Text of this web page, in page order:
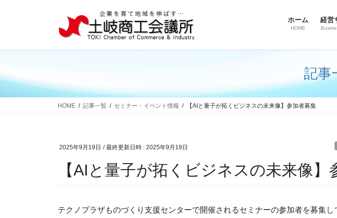
ス
ッ
ン
移
ホーム
HOME
経営
記事
HOME 記事一覧 セミナー・イベント情報 【AIと量子が拓くビジネスの未来像】参加者募集
2025年9月19日 / 最終更新日時 : 2025年9月19日
【AIと量子が拓くビジネスの未来像】
テクノプラザものづくり支援センターで開催されるセミナーの参加者を募集し